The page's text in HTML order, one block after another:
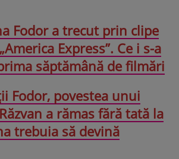
Fodor a trecut prin clipe
Express”. Ce i s-a
săptămână de filmări
Fodor, povestea unui
a rămas fără tată la
trebuia să devină